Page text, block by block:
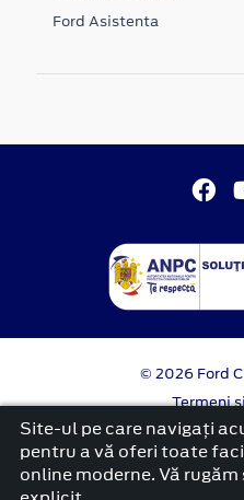
Ford Asistenta
© 2026 Ford
Termeni
Politica
platformă
Site-ul pe care navigați
pentru a vă oferi toate
online moderne. Vă